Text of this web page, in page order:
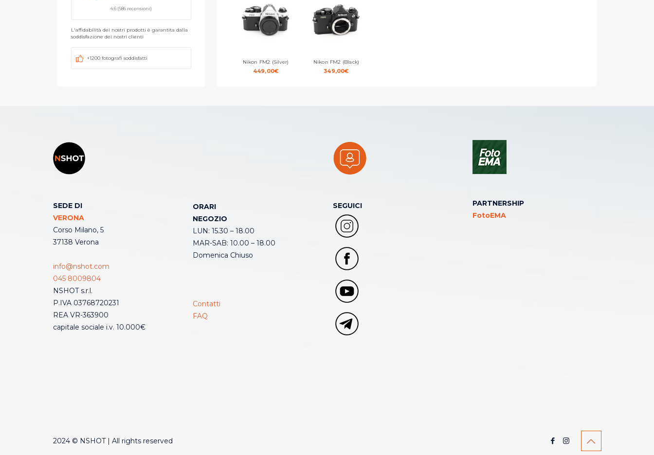
4.6 (586 recensioni)
L'affidabilità dei nostri prodotti è garantita dalla
soddisfazione dei nostri clienti
+1200 fotografi soddisfatti
Nikon FM2 (Silver)
449,00€
Nikon FM2 (Black)
349,00€
SEDE DI
VERONA
Corso Milano, 5
37138 Verona
info@nshot.com
045 8009804
NSHOT s.r.l.
P.IVA 03768720231
REA VR-363900
capitale sociale i.v. 10.000€
ORARI
NEGOZIO
LUN: 15.30 – 18.00
MAR-SAB: 10.00 – 18.00
Domenica Chiuso
Contatti
FAQ
SEGUICI
PARTNERSHIP
FotoEMA
2024 © NSHOT | All rights reserved